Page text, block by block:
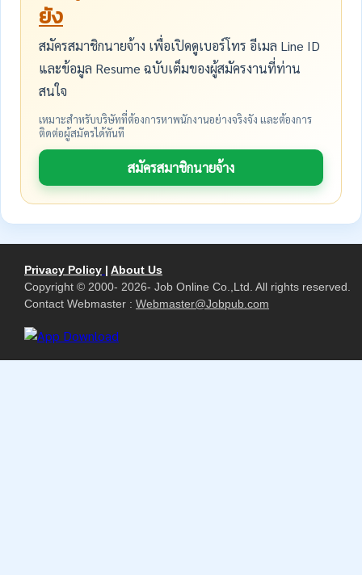
ยัง
สมัครสมาชิกนายจ้าง เพื่อเปิดดูเบอร์โทร อีเมล Line ID
และข้อมูล Resume ฉบับเต็มของผู้สมัครงานที่ท่าน
สนใจ
เหมาะสำหรับบริษัทที่ต้องการหาพนักงานอย่างจริงจัง และต้องการ
ติดต่อผู้สมัครได้ทันที
สมัครสมาชิกนายจ้าง
Privacy Policy | About Us
Copyright © 2000- 2026- Job Online Co.,Ltd. All rights reserved.
Contact Webmaster : Webmaster@Jobpub.com